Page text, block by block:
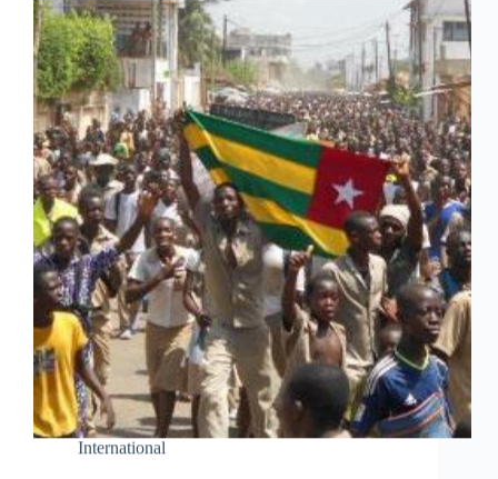
International